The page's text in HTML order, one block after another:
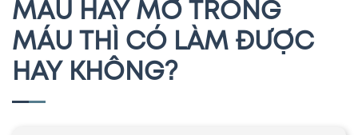
MÁU HAY MỠ TRONG
MÁU THÌ CÓ LÀM ĐƯỢC
HAY KHÔNG?